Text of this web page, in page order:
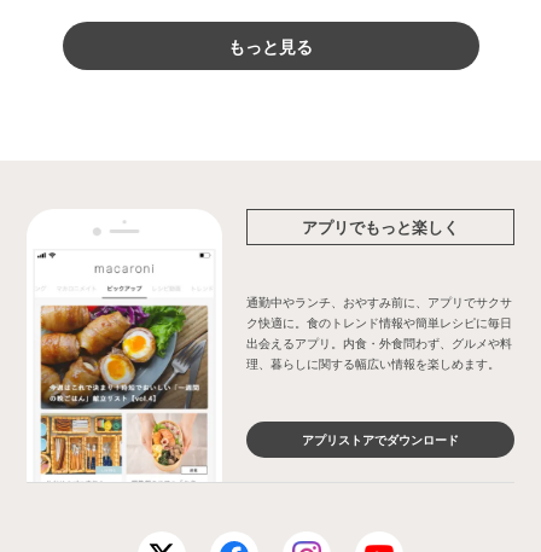
もっと見る
アプリでもっと楽しく
通勤中やランチ、おやすみ前に、アプリでサクサ
ク快適に。食のトレンド情報や簡単レシピに毎日
出会えるアプリ。内食・外食問わず、グルメや料
理、暮らしに関する幅広い情報を楽しめます。
アプリストアでダウンロード